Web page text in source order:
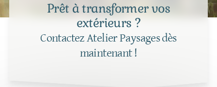
Prêt à transformer vos
extérieurs ?
Contactez Atelier Paysages dès
maintenant !